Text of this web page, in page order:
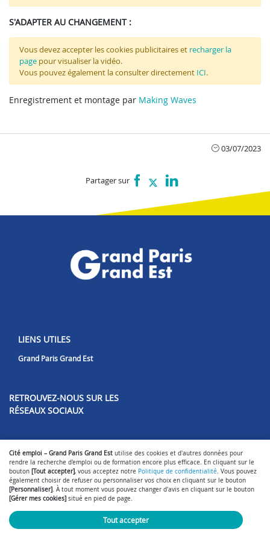
S'ADAPTER AU CHANGEMENT :
Vous devez accepter les cookies publicitaires et recharger la
page pour visualiser la vidéo.
Vous pouvez également la consulter directement ICI.
Enregistrement et montage par Making Waves
03/07/2023
Partager sur
LIENS UTILES
Grand Paris Grand Est
RETROUVEZ-NOUS SUR LES
RÉSEAUX SOCIAUX
Mentions légales
Nous contacter- © 2026
Cité emploi – Grand Paris Grand Est utilise des cookies et d'autres données pour
rendre la recherche d'emploi ou de formation encore plus efficace. En cliquant sur le
bouton [Tout accepter], vous acceptez notre Politique de confidentialité. Vous pouvez
également choisir de refuser ou personnaliser vos choix en cliquant sur le bouton
[Personnaliser]. À tout moment vous pouvez changer d'avis en cliquant sur le bouton
[Gérer mes cookies] situé en pied de page.
Tout accepter